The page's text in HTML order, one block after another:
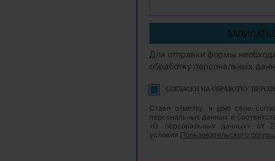
Для отправки формы
обработку персональных
СОГЛАСЕН НА ОБРАБОТКУ
Ставя отметку, я даю свое
персональных данных в
«О персональных данных» от
условия Пользовательского